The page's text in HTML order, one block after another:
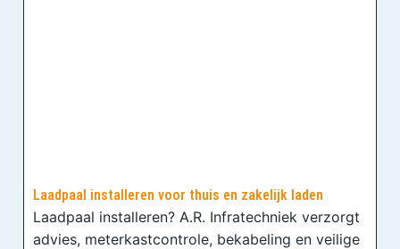
Laadpaal installeren voor thuis en zakelijk laden
Laadpaal installeren? A.R. Infratechniek verzorgt
advies, meterkastcontrole, bekabeling en veilige